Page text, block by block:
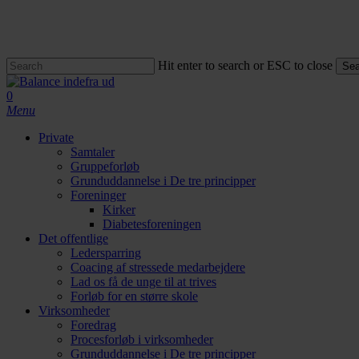
content
Hit enter to search or ESC to close
Close
Search
search
0
Menu
Private
Samtaler
Gruppeforløb
Grunduddannelse i De tre principper
Foreninger
Kirker
Diabetesforeningen
Det offentlige
Ledersparring
Coacing af stressede medarbejdere
Lad os få de unge til at trives
Forløb for en større skole
Virksomheder
Foredrag
Procesforløb i virksomheder
Grunduddannelse i De tre principper